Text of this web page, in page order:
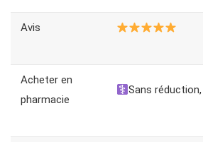
Avis
Acheter en
pharmacie
Sans